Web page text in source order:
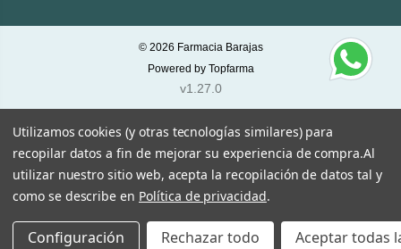
© 2026 Farmacia Barajas
Powered by Topfarma
v1.27.0
Utilizamos cookies (y otras tecnologías similares) para
recopilar datos a fin de mejorar su experiencia de compra.Al
utilizar nuestro sitio web, acepta la recopilación de datos tal y
como se describe en Política de privacidad.
Configuración Rechazar todo Aceptar todas